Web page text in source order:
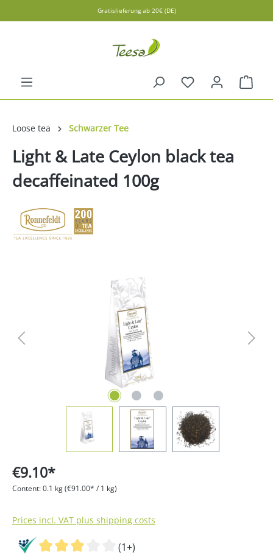
Gratislieferung ab 20€ (DE)
Loose tea Schwarzer Tee
Light & Late Ceylon black tea
decaffeinated 100g
€9.10*
Content:0.1 kg(€91.00* / 1 kg)
Prices incl. VAT plus shipping costs
(1+)